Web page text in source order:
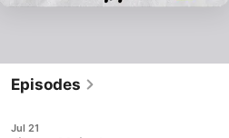
Episodes
Jul 21